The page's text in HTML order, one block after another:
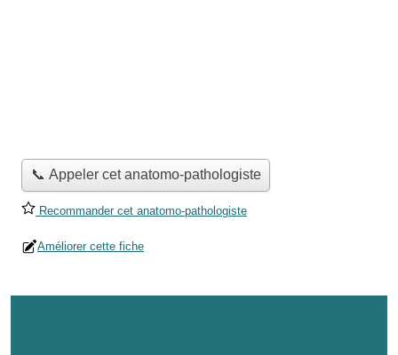
📞 Appeler cet anatomo-pathologiste
Recommander cet anatomo-pathologiste
Améliorer cette fiche